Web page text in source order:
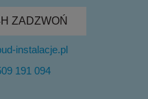
ZADZWOŃ
instalacje.pl
191 094